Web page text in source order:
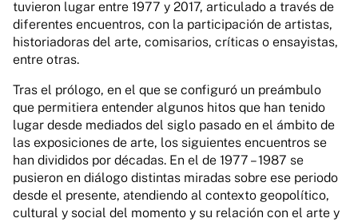
tuvieron lugar entre 1977 y 2017, articulado a través de
diferentes encuentros, con la participación de artistas,
historiadoras del arte, comisarios, críticas o ensayistas,
entre otras.
Tras el prólogo, en el que se configuró un preámbulo
que permitiera entender algunos hitos que han tenido
lugar desde mediados del siglo pasado en el ámbito de
las exposiciones de arte, los siguientes encuentros se
han divididos por décadas. En el de 1977 – 1987 se
pusieron en diálogo distintas miradas sobre ese periodo
desde el presente, atendiendo al contexto geopolítico,
cultural y social del momento y su relación con el arte y